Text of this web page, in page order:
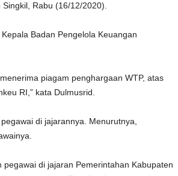
Rabu (16/12/2020).
Badan Pengelola Keuangan
piagam penghargaan WTP, atas
RI,” kata Dulmusrid.
di jajarannya. Menurutnya,
di jajaran Pemerintahan Kabupaten